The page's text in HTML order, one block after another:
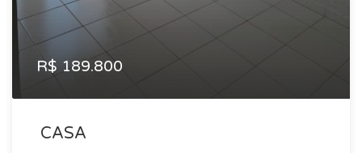
R$ 189.800
CASA